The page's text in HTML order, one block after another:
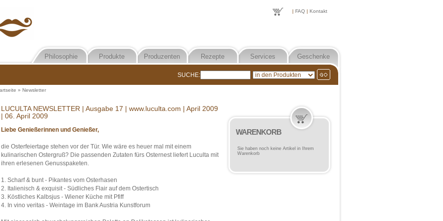
Philosophie Produkte Produzenten Rezepte Services Geschenke
| FAQ| Kontakt
SUCHE:
» Newsletter
LUCULTA NEWSLETTER | Ausgabe 17 | www.luculta.com | April 2009
| 06. April 2009
Liebe Genießerinnen und Genießer,
die Osterfeiertage stehen vor der Tür. Wie wäre es heuer mal mit einem
kulinarischen Ostergruß? Die passenden Zutaten fürs Osternest liefert Luculta mit
ihren erlesenen Genusspaketen.
1. Scharf & bunt - Pikantes vom Osterhasen
2. Italienisch & exquisit - Südliches Flair auf dem Ostertisch
3. Köstliches Kalbsjus - Wiener Küche mit Pfiff
4. In vino veritas - Weintage im Bank Austria Kunstforum
WARENKORB
Sie haben noch keine Artikel in Ihrem
Warenkorb